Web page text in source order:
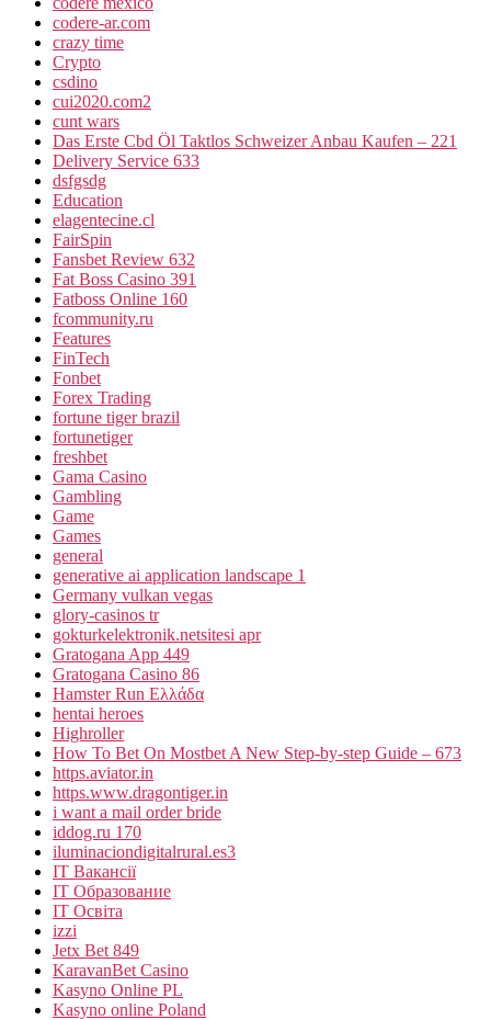
codere-ar.com
crazy time
Crypto
csdino
cui2020.com2
cunt wars
Das Erste Cbd Öl Taktlos Schweizer Anbau Kaufen – 221
Delivery Service 633
dsfgsdg
Education
elagentecine.cl
FairSpin
Fansbet Review 632
Fat Boss Casino 391
Fatboss Online 160
fcommunity.ru
Features
FinTech
Fonbet
Forex Trading
fortune tiger brazil
fortunetiger
freshbet
Gama Casino
Gambling
Game
Games
general
generative ai application landscape 1
Germany vulkan vegas
glory-casinos tr
gokturkelektronik.netsitesi apr
Gratogana App 449
Gratogana Casino 86
Hamster Run Ελλάδα
hentai heroes
Highroller
How To Bet On Mostbet A New Step-by-step Guide – 673
https.aviator.in
https.www.dragontiger.in
i want a mail order bride
iddog.ru 170
iluminaciondigitalrural.es3
IT Вакансії
IT Образование
IT Освіта
izzi
Jetx Bet 849
KaravanBet Casino
Kasyno Online PL
Kasyno online Poland